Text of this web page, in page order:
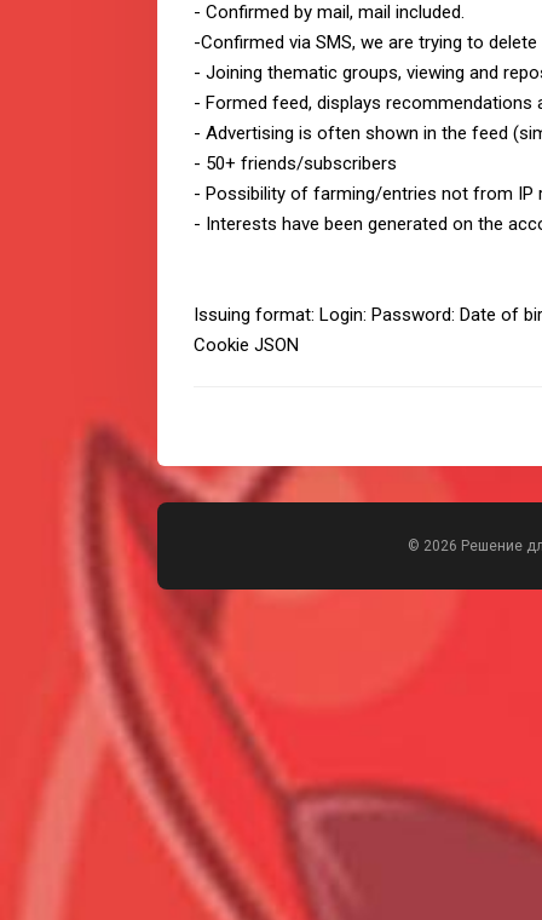
- Confirmed by mail, mail included.
-Confirmed via SMS, we are trying to
- Joining thematic groups, viewing and
- Formed feed, displays
- Advertising is often shown in the feed
- 50+ friends/subscribers
- Possibility of farming/entries not from IP
- Interests have been generated on the
Issuing format: Login: Password: Date of
Cookie JSON
© 2026 Решение